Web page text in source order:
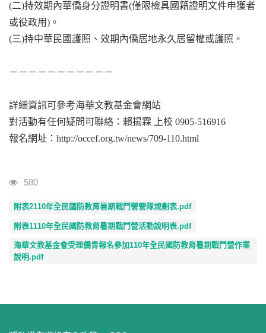
(二)持效期內華僑身分證明書(僅限檢具國籍證明文件申獲者
或役政用) 。
(三)持中華民國護照、效期內僑居地永久居留權或護照。
－－－－－－－－－－－
詳細資訊可參考海華文教基金會網站
對活動有任何疑問可聯絡：賴揚霖 上校 0905-516916
報名網址：http://occef.org.tw/news/709-110.html
瀏覽人次
580
附表2110年全民國防教育暑期戰鬥營營隊規劃表.pdf
附表1110年全民國防教育暑期戰鬥營活動說明表.pdf
海華文教基金會受理僑青報名參加110年全民國防教育暑期戰鬥營作業
說明.pdf